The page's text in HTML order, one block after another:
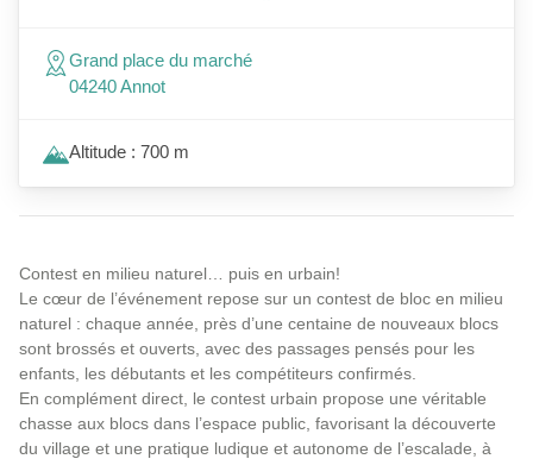
Contest en milieu naturel… puis en urbain!
Le cœur de l’événement repose sur un contest de bloc en milieu
naturel : chaque année, près d’une centaine de nouveaux blocs
sont brossés et ouverts, avec des passages pensés pour les
enfants, les débutants et les compétiteurs confirmés.
En complément direct, le contest urbain propose une véritable
chasse aux blocs dans l’espace public, favorisant la découverte
du village et une pratique ludique et autonome de l’escalade, à
Grand place du marché
04240 Annot
Altitude : 700 m